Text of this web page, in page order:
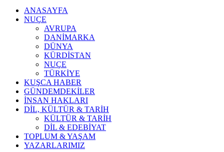
ANASAYFA
NUÇE
AVRUPA
DANİMARKA
DÜNYA
KÜRDİSTAN
NUÇE
TÜRKİYE
KUŞCA HABER
GÜNDEMDEKİLER
İNSAN HAKLARI
DİL, KÜLTÜR & TARİH
KÜLTÜR & TARİH
DİL & EDEBİYAT
TOPLUM & YAŞAM
YAZARLARIMIZ